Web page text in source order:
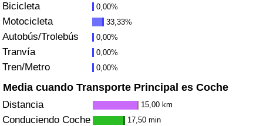
Bicicleta 0,00%
Motocicleta 33,33%
Autobús/Trolebús 0,00%
Tranvía 0,00%
Tren/Metro 0,00%
Media cuando Transporte Principal es Coche
Distancia 15,00 km
Conduciendo Coche 17,50 min
Índice de Sanidad
Índice de Sanidad por País
Índice de Contaminación (Actual)